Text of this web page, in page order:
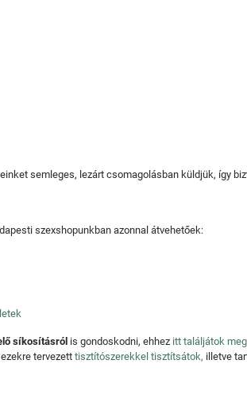
semleges, lezárt csomagolásban küldjük, így
szexshopunkban azonnal átvehetőek:
síkosításról is gondoskodni, ehhez itt találjátok meg
tervezett tisztítószerekkel tisztítsátok, illetve